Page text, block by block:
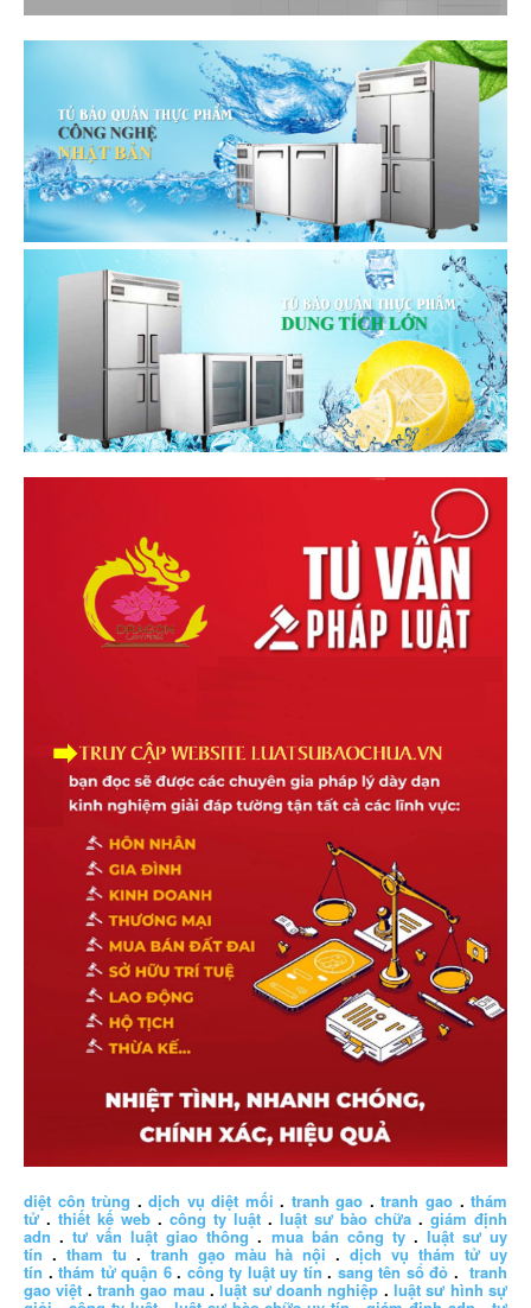
diệt côn trùng .dịch vụ diệt mối . tranh gao .tranh gao .thám
tử. thiết kế web . công ty luật . luật sư bào chữa .giám định
adn .tư vấn luật giao thông. mua bán công ty. luật sư uy
tín . tham tu .tranh gạo màu hà nội .dịch vụ thám tử uy
tín .thám tử quận 6. công ty luật uy tín . sang tên sổ đỏ .tranh
gao việt .tranh gao mau .luật sư doanh nghiệp .luật sư hình sự